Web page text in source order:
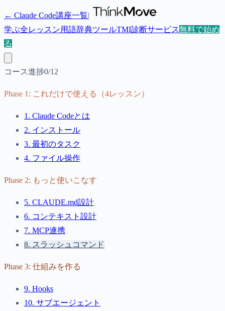
← Claude Code講座一覧|
学ぶ全レッスン用語辞典ツールTMI診断サービス無料で始め
る
コース進捗0/12
Phase 1 : これだけで使える（4レッスン）
1 . Claude Codeとは
2. インストール
3. 最初のタスク
4. ファイル操作
Phase 2: もっと使いこなす
5. CLAUDE.md設計
6. コンテキスト設計
7. MCP連携
8. スラッシュコマンド
Phase 3: 仕組みを作る
9. Hooks
10. サブエージェント